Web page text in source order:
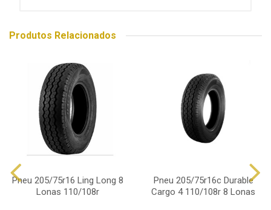
Produtos Relacionados
Pneu 205/75r16 Ling Long 8
Lonas 110/108r
Pneu 205/75r16c Durable
Cargo 4 110/108r 8 Lonas